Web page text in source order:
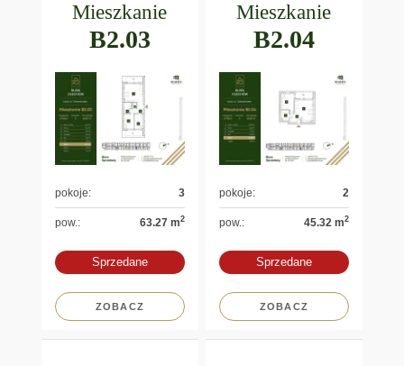
Mieszkanie
B2.03
pokoje: 3
pow.: 63.27 m2
Sprzedane
ZOBACZ
Mieszkanie
B2.04
pokoje: 2
pow.: 45.32 m2
Sprzedane
ZOBACZ